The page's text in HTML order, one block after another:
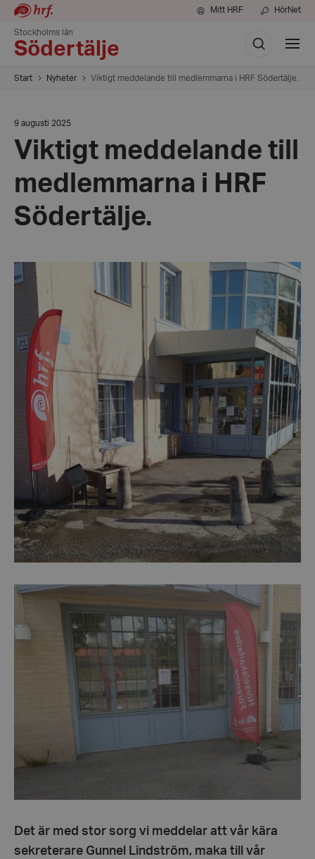
Mitt HRF HörNet
Stockholms län
Södertälje
Sök
Visa
meny
Start Nyheter Viktigt meddelande till medlemmarna i HRF Södertälje.
Datum:
augusti
2025
9 augusti 2025
Viktigt meddelande till
medlemmarna i HRF
Södertälje.
Det är med stor sorg vi meddelar att vår kära
sekreterare Gunnel Lindström, maka till vår